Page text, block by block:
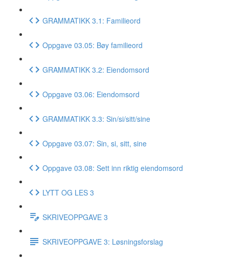
GRAMMATIKK 3.1: Familieord
Oppgave 03.05: Bøy familieord
GRAMMATIKK 3.2: Eiendomsord
Oppgave 03.06: Eiendomsord
GRAMMATIKK 3.3: Sin/si/sitt/sine
Oppgave 03.07: Sin, si, sitt, sine
Oppgave 03.08: Sett inn riktig eiendomsord
LYTT OG LES 3
SKRIVEOPPGAVE 3
SKRIVEOPPGAVE 3: Løsningsforslag